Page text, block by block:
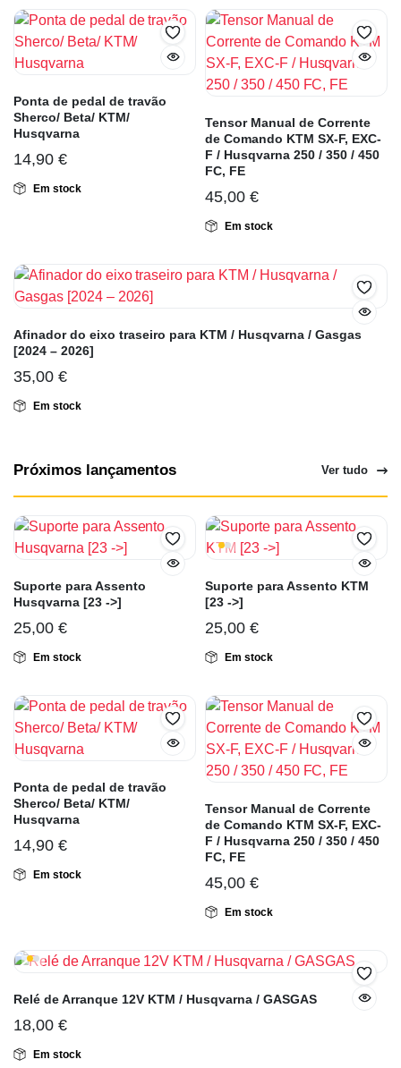
Ponta de pedal de travão
Sherco/ Beta/ KTM/
Husqvarna
14,90 €
Em stock
Tensor Manual de Corrente
de Comando KTM SX-F, EXC-
F / Husqvarna 250 / 350 / 450
FC, FE
45,00 €
Em stock
Afinador do eixo traseiro para KTM / Husqvarna / Gasgas
[2024 – 2026]
35,00 €
Em stock
Próximos lançamentos Ver tudo
Suporte para Assento
Husqvarna [23 ->]
25,00 €
Em stock
Suporte para Assento KTM
[23 ->]
25,00 €
Em stock
Ponta de pedal de travão
Sherco/ Beta/ KTM/
Husqvarna
14,90 €
Em stock
Tensor Manual de Corrente
de Comando KTM SX-F, EXC-
F / Husqvarna 250 / 350 / 450
FC, FE
45,00 €
Em stock
Relé de Arranque 12V KTM / Husqvarna / GASGAS
18,00 €
Em stock